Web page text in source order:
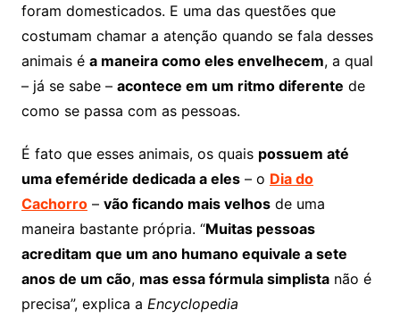
foram domesticados. E uma das questões que
costumam chamar a atenção quando se fala desses
animais é a maneira como eles envelhecem, a qual
– já se sabe – acontece em um ritmo diferente de
como se passa com as pessoas.
É fato que esses animais, os quais possuem até
uma efeméride dedicada a eles– o Dia do
Cachorro– vão ficando mais velhosde uma
maneira bastante própria. “Muitas pessoas
acreditam que um ano humano equivale a sete
anos de um cão, mas essa fórmula simplistanão é
precisa”, explica a Encyclopedia